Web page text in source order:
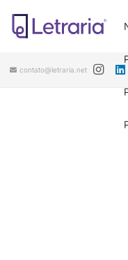
contato@letraria.net